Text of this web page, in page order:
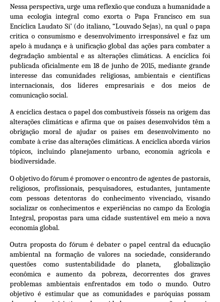
Nessa perspectiva, urge uma reflexão que conduza a humanidade a
uma ecologia integral como exorta o Papa Francisco em sua
Encíclica Laudato Si’ (do italiano, “Louvado Sejas), na qual o papa
critica o consumismo e desenvolvimento irresponsável e faz um
apelo à mudança e à unificação global das ações para combater a
degradação ambiental e as alterações climáticas. A encíclica foi
publicada oficialmente em 18 de junho de 2015, mediante grande
interesse das comunidades religiosas, ambientais e científicas
internacionais, dos líderes empresariais e dos meios de
comunicação social.
A encíclica destaca o papel dos combustíveis fósseis na origem das
alterações climáticas e afirma que os países desenvolvidos têm a
obrigação moral de ajudar os países em desenvolvimento no
combate à crise das alterações climáticas. A encíclica aborda vários
tópicos, incluindo planejamento urbano, economia agrícola e
biodiversidade.
O objetivo do fórum é promover o encontro de agentes de pastorais,
religiosos, profissionais, pesquisadores, estudantes, juntamente
com pessoas detentoras do conhecimento vivenciado, visando
socializar os conhecimentos e experiências no campo da Ecologia
Integral, propostas para uma cidade sustentável em meio a nova
economia global.
Outra proposta do fórum é debater o papel central da educação
ambiental na formação de valores na sociedade, considerando
questões como sustentabilidade do planeta, globalização
econômica e aumento da pobreza, decorrentes dos graves
problemas ambientais enfrentados em todo o mundo. Outro
objetivo é estimular que as comunidades e paróquias possam